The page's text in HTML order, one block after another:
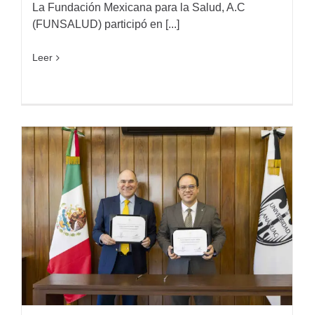
La Fundación Mexicana para la Salud, A.C
(FUNSALUD) participó en [...]
Leer